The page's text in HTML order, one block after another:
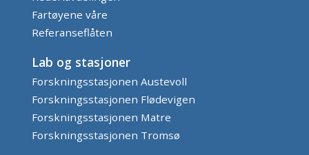
Fartøyene våre
Referanseflåten
Lab og stasjoner
Forskningsstasjonen Austevoll
Forskningsstasjonen Flødevigen
Forskningsstasjonen Matre
Forskningsstasjonen Tromsø